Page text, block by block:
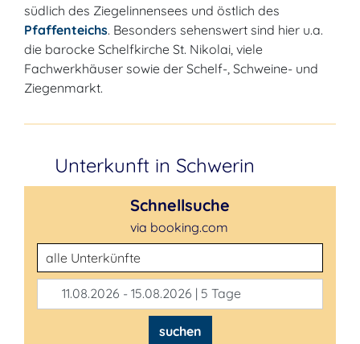
südlich des Ziegelinnensees und östlich des
Pfaffenteichs. Besonders sehenswert sind hier u.a.
die barocke Schelfkirche St. Nikolai, viele
Fachwerkhäuser sowie der Schelf-, Schweine- und
Ziegenmarkt.
Unterkunft in Schwerin
Schnellsuche
via booking.com
Unterkunftsart
11.08.2026 - 15.08.2026 | 5 Tage
suchen